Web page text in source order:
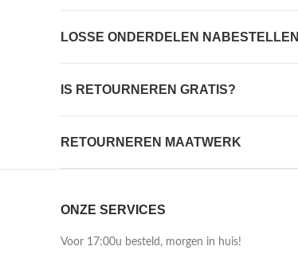
LOSSE ONDERDELEN NABESTELLEN
IS RETOURNEREN GRATIS?
RETOURNEREN MAATWERK
ONZE SERVICES
Voor 17:00u besteld, morgen in huis!